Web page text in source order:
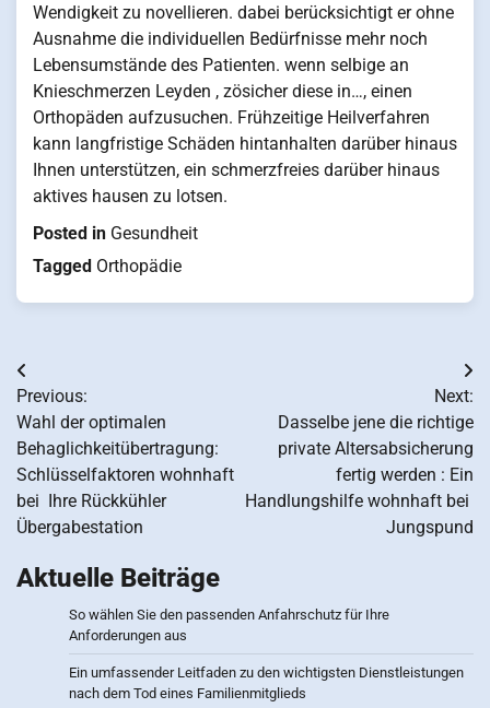
Wendigkeit zu novellieren. dabei berücksichtigt er ohne
Ausnahme die individuellen Bedürfnisse mehr noch
Lebensumstände des Patienten. wenn selbige an
Knieschmerzen Leyden , zösicher diese in…, einen
Orthopäden aufzusuchen. Frühzeitige Heilverfahren
kann langfristige Schäden hintanhalten darüber hinaus
Ihnen unterstützen, ein schmerzfreies darüber hinaus
aktives hausen zu lotsen.
Posted in Gesundheit
Tagged Orthopädie
Post
navigation
Previous:
Wahl der optimalen
Behaglichkeitübertragung:
Schlüsselfaktoren wohnhaft
bei Ihre Rückkühler
Übergabestation
Next:
Dasselbe jene die richtige
private Altersabsicherung
fertig werden : Ein
Handlungshilfe wohnhaft bei
Jungspund
Aktuelle Beiträge
So wählen Sie den passenden Anfahrschutz für Ihre
Anforderungen aus
Ein umfassender Leitfaden zu den wichtigsten Dienstleistungen
nach dem Tod eines Familienmitglieds